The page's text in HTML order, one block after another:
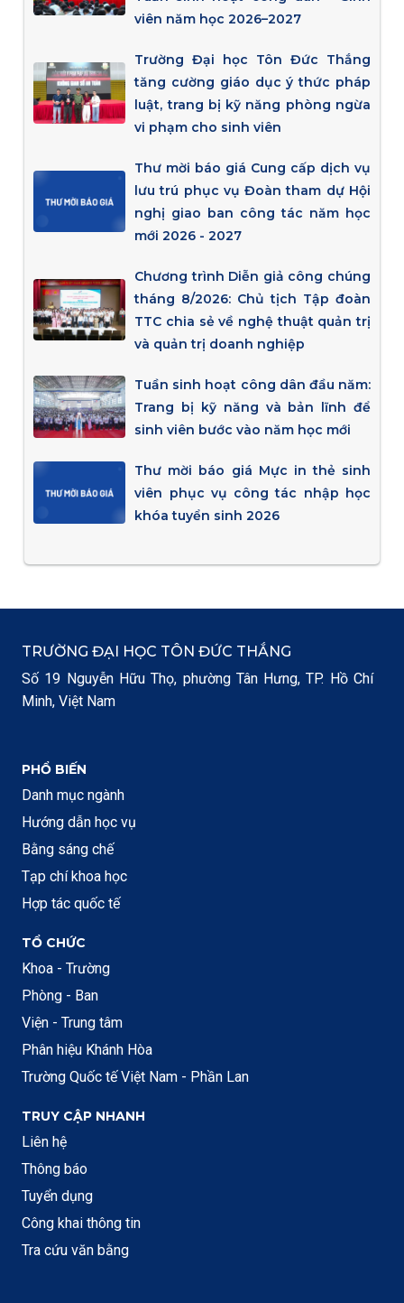
viên năm học 2026–2027
Trường Đại học Tôn Đức Thắng
tăng cường giáo dục ý thức pháp
luật, trang bị kỹ năng phòng ngừa
vi phạm cho sinh viên
Thư mời báo giá Cung cấp dịch vụ
lưu trú phục vụ Đoàn tham dự Hội
nghị giao ban công tác năm học
mới 2026 - 2027
Chương trình Diễn giả công chúng
tháng 8/2026: Chủ tịch Tập đoàn
TTC chia sẻ về nghệ thuật quản trị
và quản trị doanh nghiệp
Tuần sinh hoạt công dân đầu năm:
Trang bị kỹ năng và bản lĩnh để
sinh viên bước vào năm học mới
Thư mời báo giá Mực in thẻ sinh
viên phục vụ công tác nhập học
khóa tuyển sinh 2026
TRƯỜNG ĐẠI HỌC TÔN ĐỨC THẮNG
Số 19 Nguyễn Hữu Thọ, phường Tân Hưng, TP. Hồ Chí
Minh, Việt Nam
PHỔ BIẾN
Danh mục ngành
Hướng dẫn học vụ
Bằng sáng chế
Tạp chí khoa học
Hợp tác quốc tế
TỔ CHỨC
Khoa - Trường
Phòng - Ban
Viện - Trung tâm
Phân hiệu Khánh Hòa
Trường Quốc tế Việt Nam - Phần Lan
TRUY CẬP NHANH
Liên hệ
Thông báo
Tuyển dụng
Công khai thông tin
Tra cứu văn bằng